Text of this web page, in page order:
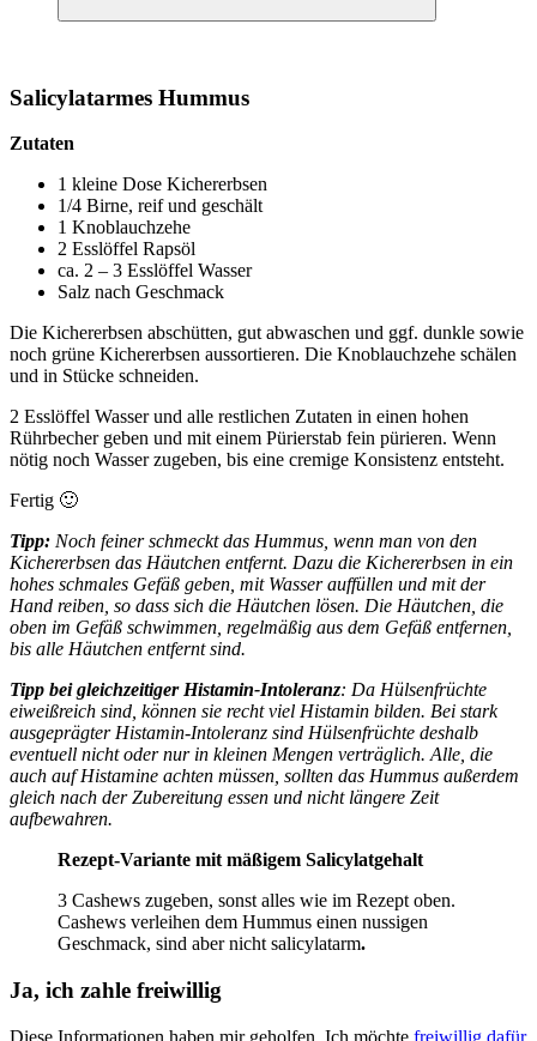
Suchen
Salicylatarmes Hummus
Zutaten
1 kleine Dose Kichererbsen
1/4 Birne, reif und geschält
1 Knoblauchzehe
2 Esslöffel Rapsöl
ca. 2 – 3 Esslöffel Wasser
Salz nach Geschmack
Die Kichererbsen abschütten, gut abwaschen und ggf. dunkle sowie
noch grüne Kichererbsen aussortieren. Die Knoblauchzehe schälen
und in Stücke schneiden.
2 Esslöffel Wasser und alle restlichen Zutaten in einen hohen
Rührbecher geben und mit einem Pürierstab fein pürieren. Wenn
nötig noch Wasser zugeben, bis eine cremige Konsistenz entsteht.
Fertig 🙂
Tipp: Noch feiner schmeckt das Hummus, wenn man von den
Kichererbsen das Häutchen entfernt. Dazu die Kichererbsen in ein
hohes schmales Gefäß geben, mit Wasser auffüllen und mit der
Hand reiben, so dass sich die Häutchen lösen. Die Häutchen, die
oben im Gefäß schwimmen, regelmäßig aus dem Gefäß entfernen,
bis alle Häutchen entfernt sind.
Tipp bei gleichzeitiger Histamin-Intoleranz: Da Hülsenfrüchte
eiweißreich sind, können sie recht viel Histamin bilden. Bei stark
ausgeprägter Histamin-Intoleranz sind Hülsenfrüchte deshalb
eventuell nicht oder nur in kleinen Mengen verträglich. Alle, die
auch auf Histamine achten müssen, sollten das Hummus außerdem
gleich nach der Zubereitung essen und nicht längere Zeit
aufbewahren.
Rezept-Variante mit mäßigem Salicylatgehalt
3 Cashews zugeben, sonst alles wie im Rezept oben.
Cashews verleihen dem Hummus einen nussigen
Geschmack, sind aber nicht salicylatarm.
Ja, ich zahle freiwillig
Diese Informationen haben mir geholfen. Ich möchte freiwillig dafür